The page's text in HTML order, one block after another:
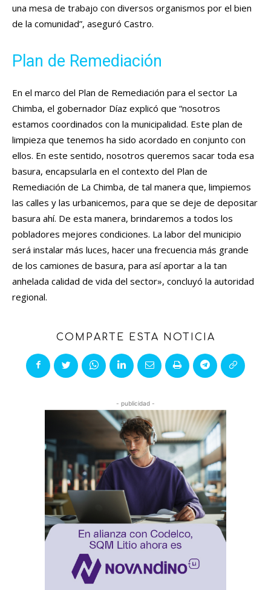
una mesa de trabajo con diversos organismos por el bien
de la comunidad”, aseguró Castro.
Plan de Remediación
En el marco del Plan de Remediación para el sector La
Chimba, el gobernador Díaz explicó que “nosotros
estamos coordinados con la municipalidad. Este plan de
limpieza que tenemos ha sido acordado en conjunto con
ellos. En este sentido, nosotros queremos sacar toda esa
basura, encapsularla en el contexto del Plan de
Remediación de La Chimba, de tal manera que, limpiemos
las calles y las urbanicemos, para que se deje de depositar
basura ahí. De esta manera, brindaremos a todos los
pobladores mejores condiciones. La labor del municipio
será instalar más luces, hacer una frecuencia más grande
de los camiones de basura, para así aportar a la tan
anhelada calidad de vida del sector», concluyó la autoridad
regional.
COMPARTE ESTA NOTICIA
- publicidad -